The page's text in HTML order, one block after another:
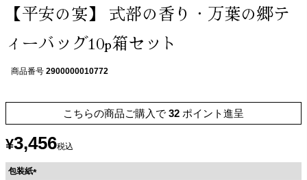
【平安の宴】 式部の香り・万葉の郷テ
ィーバッグ10p箱セット
商品番号 2900000010772
こちらの商品ご購入で 32 ポイント進呈
¥3,456税込
包装紙